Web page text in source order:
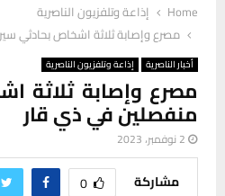
Home
إذاعة وتلفزيون الناصرية
مصرع وإصابة ثلاثة اشخاص بحادثي
أخبار الناصرية إذاعة وتلفزيون الناصرية
مصرع وإصابة ثلاثة
منفصلين في ذي قار
2 نوفمبر، 2023
مشاركة 0